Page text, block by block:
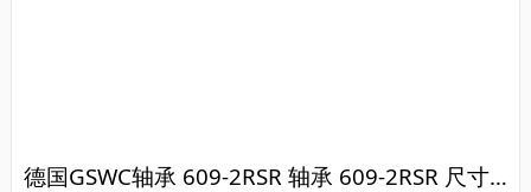
德国GSWC轴承 609-2RSR 轴承 609-2RSR 尺寸参数报价